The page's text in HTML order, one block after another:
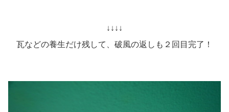
↓↓↓↓
瓦などの養生だけ残して、破風の返しも２回目完了！